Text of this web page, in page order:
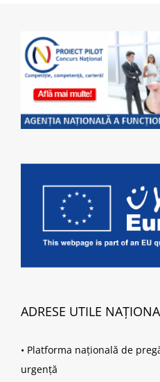
ADRESE UTILE
• Platforma națională de
urgență